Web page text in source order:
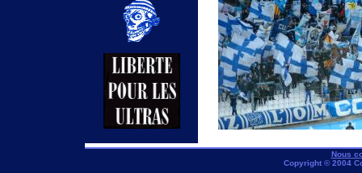
Nous
Copyright © 2004